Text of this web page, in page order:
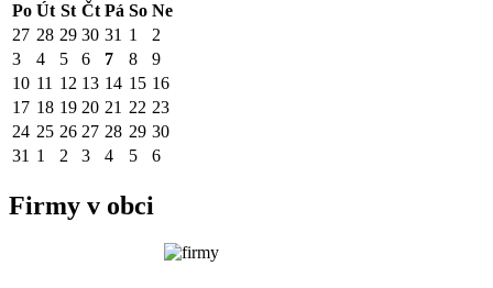
Po Út St Čt Pá So Ne
27 28 29 30 31 1
2
3
4 5 6 7 8
9
10 11 12 13 14 15 16
17 18 19 20 21 22 23
24 25 26 27 28 29 30
31 1 2 3 4 5 6
Firmy v obci